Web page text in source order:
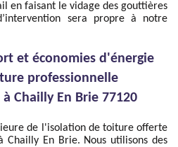
en faisant le vidage des gouttières
sera propre à notre
et économies d'énergie
professionnelle
à Chailly En Brie 77120
de l'isolation de toiture offerte
Chailly En Brie. Nous utilisons des